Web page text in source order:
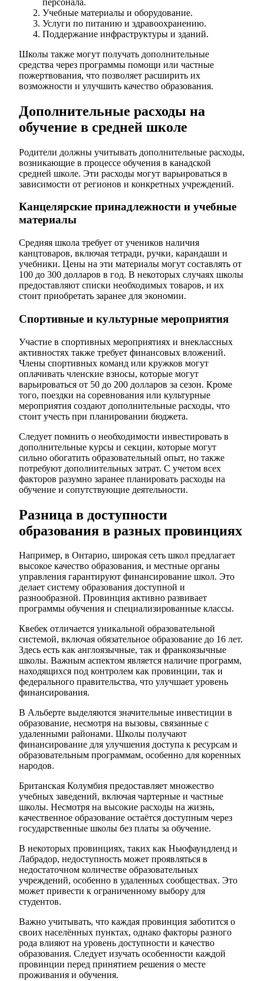
персонала.
Учебные материалы и оборудование.
Услуги по питанию и здравоохранению.
Поддержание инфраструктуры и зданий.
Школы также могут получать дополнительные
средства через программы помощи или частные
пожертвования, что позволяет расширить их
возможности и улучшить качество образования.
Дополнительные расходы на
обучение в средней школе
Родители должны учитывать дополнительные расходы,
возникающие в процессе обучения в канадской
средней школе. Эти расходы могут варьироваться в
зависимости от регионов и конкретных учреждений.
Канцелярские принадлежности и учебные
материалы
Средняя школа требует от учеников наличия
канцтоваров, включая тетради, ручки, карандаши и
учебники. Цены на эти материалы могут составлять от
100 до 300 долларов в год. В некоторых случаях школы
предоставляют списки необходимых товаров, и их
стоит приобретать заранее для экономии.
Спортивные и культурные мероприятия
Участие в спортивных мероприятиях и внеклассных
активностях также требует финансовых вложений.
Члены спортивных команд или кружков могут
оплачивать членские взносы, которые могут
варьироваться от 50 до 200 долларов за сезон. Кроме
того, поездки на соревнования или культурные
мероприятия создают дополнительные расходы, что
стоит учесть при планировании бюджета.
Следует помнить о необходимости инвестировать в
дополнительные курсы и секции, которые могут
сильно обогатить образовательный опыт, но также
потребуют дополнительных затрат. С учетом всех
факторов разумно заранее планировать расходы на
обучение и сопутствующие деятельности.
Разница в доступности
образования в разных провинциях
Например, в Онтарио, широкая сеть школ предлагает
высокое качество образования, и местные органы
управления гарантируют финансирование школ. Это
делает систему образования доступной и
разнообразной. Провинция активно развивает
программы обучения и специализированные классы.
Квебек отличается уникальной образовательной
системой, включая обязательное образование до 16 лет.
Здесь есть как англоязычные, так и франкоязычные
школы. Важным аспектом является наличие программ,
находящихся под контролем как провинции, так и
федерального правительства, что улучшает уровень
финансирования.
В Альберте выделяются значительные инвестиции в
образование, несмотря на вызовы, связанные с
удаленными районами. Школы получают
финансирование для улучшения доступа к ресурсам и
образовательным программам, особенно для коренных
народов.
Британская Колумбия предоставляет множество
учебных заведений, включая чартерные и частные
школы. Несмотря на высокие расходы на жизнь,
качественное образование остаётся доступным через
государственные школы без платы за обучение.
В некоторых провинциях, таких как Ньюфаундленд и
Лабрадор, недоступность может проявляться в
недостаточном количестве образовательных
учреждений, особенно в удаленных сообществах. Это
может привести к ограниченному выбору для
студентов.
Важно учитывать, что каждая провинция заботится о
своих населённых пунктах, однако факторы разного
рода влияют на уровень доступности и качество
образования. Следует изучать особенности каждой
провинции перед принятием решения о месте
проживания и обучения.